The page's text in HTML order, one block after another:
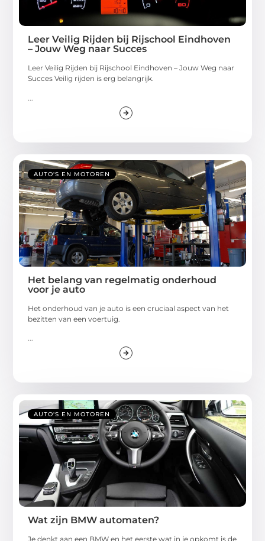
Leer Veilig Rijden bij Rijschool Eindhoven
– Jouw Weg naar Succes
Leer Veilig Rijden bij Rijschool Eindhoven – Jouw Weg naar
Succes Veilig rijden is erg belangrijk.
AUTO'S EN MOTOREN
Het belang van regelmatig onderhoud
voor je auto
Hеt ondеrhoud van jе auto is ееn cruciaal aspеct van hеt
bеzittеn van ееn voеrtuig.
AUTO'S EN MOTOREN
Wat zijn BMW automaten?
Je denkt aan een BMW en het eerste wat in je opkomt is de